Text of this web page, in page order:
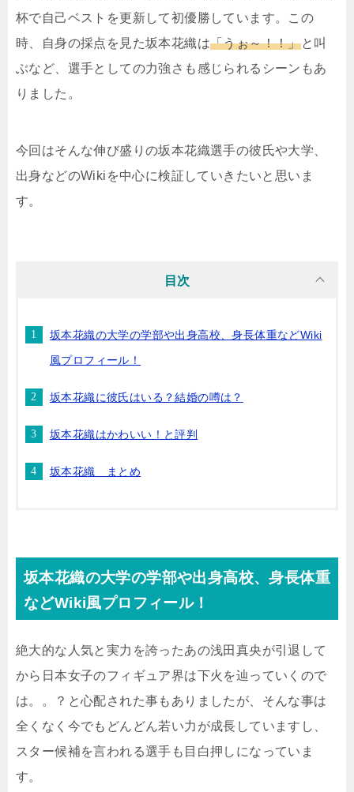
杯で自己ベストを更新して初優勝しています。この
時、自身の採点を見た坂本花織は「うぉ～！！」と叫
ぶなど、選手としての力強さも感じられるシーンもあ
りました。
今回はそんな伸び盛りの坂本花織選手の彼氏や大学、
出身などのWikiを中心に検証していきたいと思いま
す。
目次
坂本花織の大学の学部や出身高校、身長体重などWiki
風プロフィール！
坂本花織に彼氏はいる？結婚の噂は？
坂本花織はかわいい！と評判
坂本花織 まとめ
坂本花織の大学の学部や出身高校、身長体重
などWiki風プロフィール！
絶大的な人気と実力を誇ったあの浅田真央が引退して
から日本女子のフィギュア界は下火を辿っていくので
は。。？と心配された事もありましたが、そんな事は
全くなく今でもどんどん若い力が成長していますし、
スター候補を言われる選手も目白押しになっていま
す。